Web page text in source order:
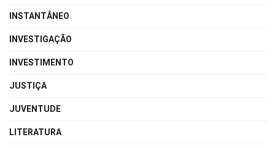
INSTANTÂNEO
INVESTIGAÇÃO
INVESTIMENTO
JUSTIÇA
JUVENTUDE
LITERATURA